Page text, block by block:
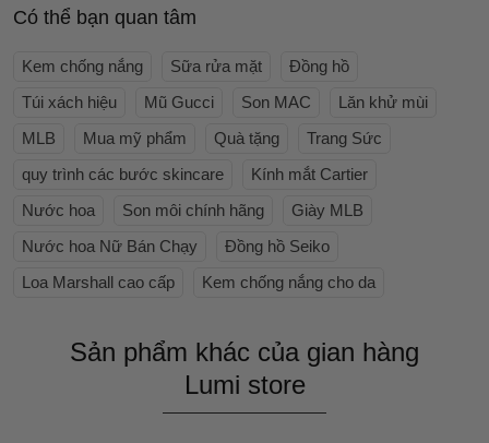
Có thể bạn quan tâm
Kem chống nắng Sữa rửa mặt
Đồng hồ
Túi xách hiệu
Mũ Gucci Son MAC
Lăn khử mùi
MLB
Mua mỹ phẩm Quà tặng
Trang Sức
quy trình các bước skincare
Kính mắt Cartier
Nước hoa
Son môi chính hãng
Giày MLB
Nước hoa Nữ Bán Chạy
Đồng hồ Seiko
Loa Marshall cao cấp
Kem chống nắng cho da
Sản phẩm khác của gian hàng
Lumi store